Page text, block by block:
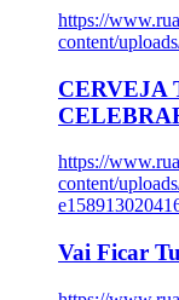
https://
content/
CERVEJA
https://
content/
Vai Ficar